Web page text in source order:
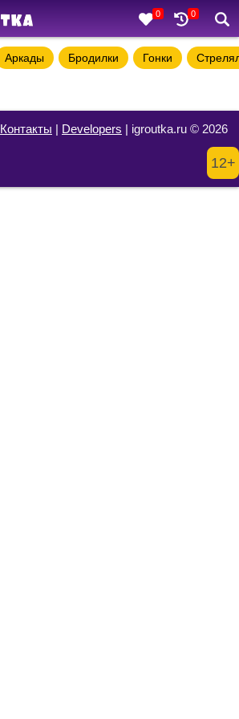
0 0
Аркады Бродилки Гонки
Контакты | Developers | igroutka.ru © 2026
12+